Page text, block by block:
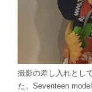
撮影の差し入れとし
た。Seventeen